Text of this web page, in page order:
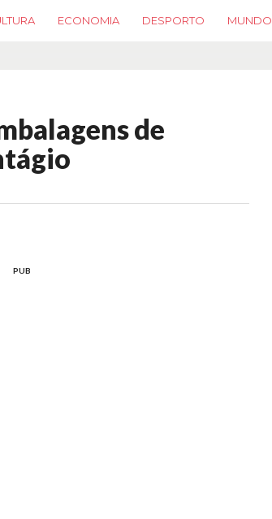
ECONOMIA DESPORTO MUNDO
de
PUB